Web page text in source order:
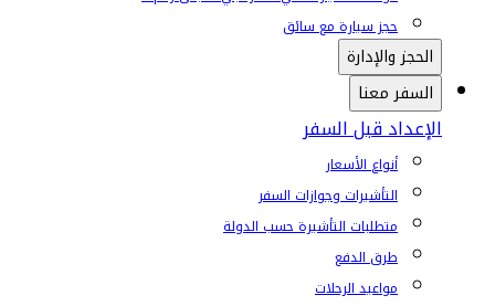
حجز سيارة مع سائق
الحجز والإدارة
السفر معنا
الإعداد قبل السفر
أنواع الأسعار
التأشيرات وجوازات السفر
متطلبات التأشيرة حسب الدولة
طرق الدفع
مواعيد الرحلات